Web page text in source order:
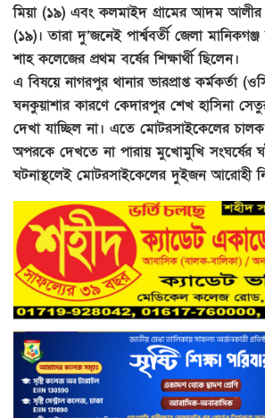
মিয়া (১৯) এবং কলমাইদ গ্রামের আদম আলীর
(১৯)। তারা দু’জনেই পার্শ্ববর্তী জেলা
শাহ কলেজের প্রথম বর্ষের শিক্ষার্থী ছিলেন।
এ বিষয়ে নাগরপুর থানার ভারপ্রাপ্ত কর্মকর্তা
ঘনকুয়াশার কারণে কেদারপুর শেখ হাসিনা
দেখা যাচ্ছিল না। এতে মোটরসাইকেলের
অপরকে দেখতে না পারায় মুখোমুখি সংঘর্ষের
ঘটনাস্থলেই মোটরসাইকেলের দুইজন আরোহী